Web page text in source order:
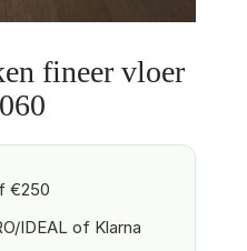
fineer vloer
€250
IDEAL of Klarna